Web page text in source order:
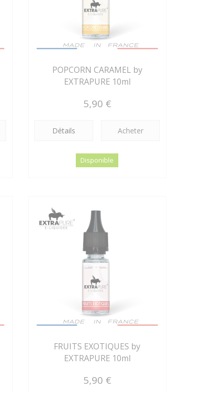
POPCORN CARAMEL by
EXTRAPURE 10ml
5,90 €
Détails Acheter
Disponible
FRUITS EXOTIQUES by
EXTRAPURE 10ml
5,90 €